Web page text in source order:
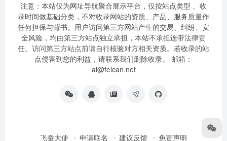
注意：本站仅为网址导航聚合展示平台，仅按站点类型 、收
录时间做基础分类，不对收录网站的资质、产品、服务质量作
任何担保与背书。用户访问第三方网站产生的交易、纠纷、安
全风险，均由第三方站点独立承担，本站不承担连带法律责
任。访问第三方站点前请自行核验对方相关资质。若收录的站
点侵害到您的利益，请联系我们删除收录。 邮箱：
ai@feican.net
飞蚕大使 申请联名 建议反馈 免责声明